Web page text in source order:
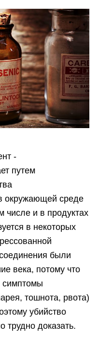
-
путем
окружающей среде
числе и в продуктах
в некоторых
были
века, потому что
симптомы
тошнота, рвота)
убийство
трудно доказать.